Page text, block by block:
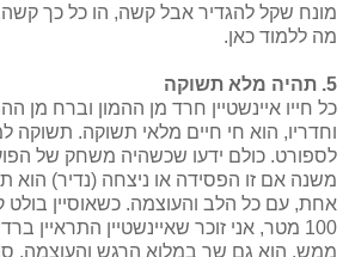
מונח שקל להגדיר אבל קשה, הו כל כך
מה ללמוד כאן.
5. תהיה מלא תשוקה
כל חייו איינשטיין חרד מן ההמון וברח מן
וחדריו, הוא חי חיים מלאי תשוקה. תשוקה
לספורט. כולם ידעו שכשהיה משחק של
משנה אם זו הפסידה או ניצחה (נדיר) הוא
אחת, עם כל הלב והעוצמה. כשאוסיין
100 מטר, אני זוכר שאיינשטיין התראיין
ממש. הוא גם שר במלוא הרגש והעוצמה.